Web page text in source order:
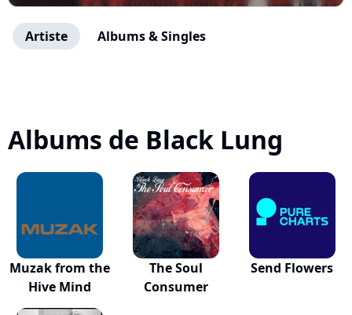
Artiste Albums & Singles
Albums de Black Lung
Muzak from the
Hive Mind
The Soul
Consumer
Send Flowers